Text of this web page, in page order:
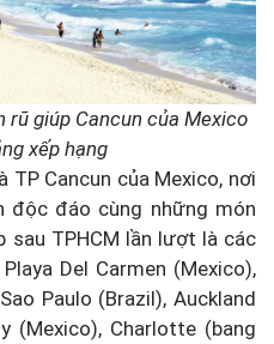
rũ giúp Cancun của Mexico
xếp hạng
TP Cancun của Mexico, nơi
độc đáo cùng những món
sau TPHCM lần lượt là các
Del Carmen (Mexico),
Paulo (Brazil), Auckland
(Mexico), Charlotte (bang